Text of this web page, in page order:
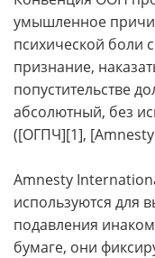
умышленное
психической боли
признание,
попустительстве
абсолютный, без
([ОГПЧ][1],
Amnesty
используются для
подавления
бумаге, они